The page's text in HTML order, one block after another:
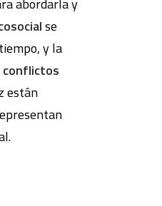
abordarla y
se
y la
conflictos
están